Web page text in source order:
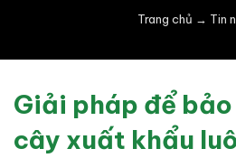
Trang chủ → Tin
Giải pháp để
cây xuất khẩu